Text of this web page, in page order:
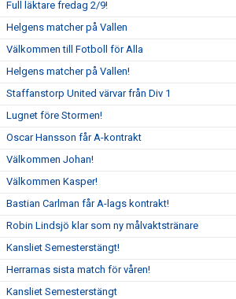
Full läktare fredag 2/9!
Helgens matcher på Vallen
Välkommen till Fotboll för Alla
Helgens matcher på Vallen!
Staffanstorp United värvar från Div 1
Lugnet före Stormen!
Oscar Hansson får A-kontrakt
Välkommen Johan!
Välkommen Kasper!
Bastian Carlman får A-lags kontrakt!
Robin Lindsjö klar som ny målvaktstränare
Kansliet Semesterstängt!
Herrarnas sista match för våren!
Kansliet Semesterstängt